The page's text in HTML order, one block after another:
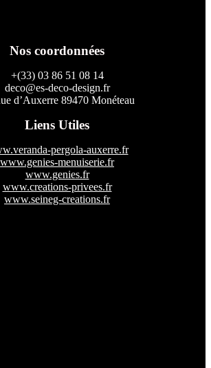
Nos coordonnées
+(33) 03 86 51 08 14
deco@es-deco-design.fr
d’Auxerre 89470 Monéteau
Liens Utiles
pergola-auxerre.fr
www.genies-menuiserie.fr
www.genies.fr
www.creations-privees.fr
www.seineg-creations.fr